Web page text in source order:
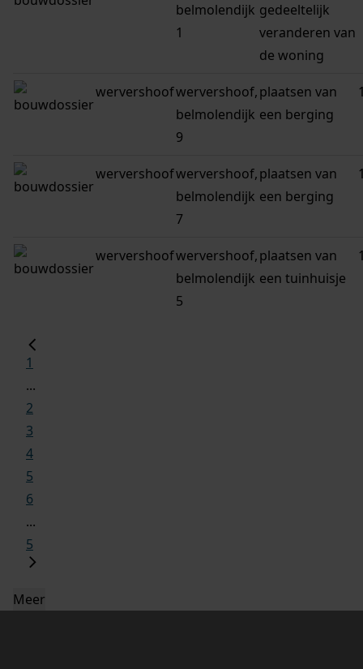
belmolendijk
1
gedeeltelijk
veranderen van
de woning
wervershoofwervershoof,
belmolendijk
9
plaatsen van
een berging
wervershoofwervershoof,
belmolendijk
7
plaatsen van
een berging
wervershoofwervershoof,
belmolendijk
5
plaatsen van
een tuinhuisje
1
...
2
3
4
5
6
...
5
Meer